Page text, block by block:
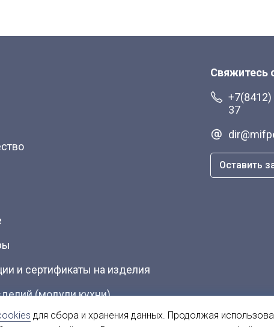
и сертификаты на изделия
(модули кухни)
PDF)
Свяжитесь
+7(8412)
37
Оставить
для сбора и хранения данных. Продолжая